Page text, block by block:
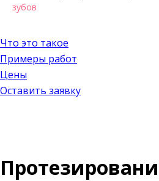
зубов
Что это такое
Примеры работ
Цены
Оставить заявку